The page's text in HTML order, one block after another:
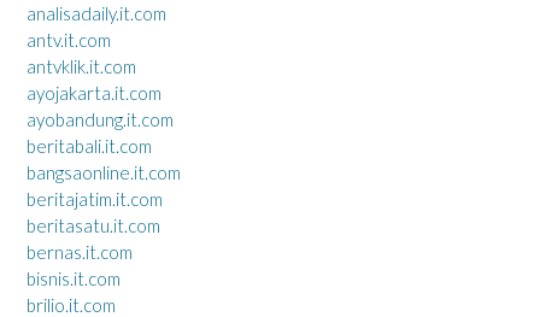
analisadaily.it.com
antv.it.com
antvklik.it.com
ayojakarta.it.com
ayobandung.it.com
beritabali.it.com
bangsaonline.it.com
beritajatim.it.com
beritasatu.it.com
bernas.it.com
bisnis.it.com
brilio.it.com